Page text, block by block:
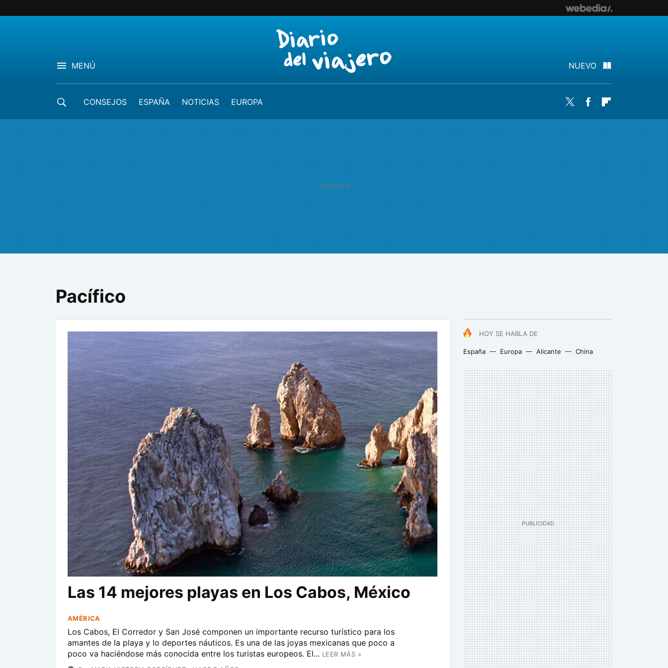
MENÚ NUEVO
CONSEJOS ESPAÑA NOTICIAS EUROPA Twitter Facebook
Pacífico
HOY SE HABLA DE
España Europa Alicante China
Las 14 mejores playas en Los Cabos, México
AMÉRICA
Los Cabos, El Corredor y San José componen un importante recurso turístico para los
amantes de la playa y lo deportes náuticos. Es una de las joyas mexicanas que poco a
poco va haciéndose más conocida entre los turistas europeos. El... LEER MÁS »